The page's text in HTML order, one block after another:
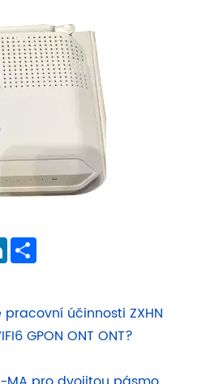
LinkedIn
účinnosti ZXHN
GPON ONT ONT?